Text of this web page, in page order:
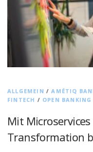
ALLGEMEIN /AMÉTIQ
FINTECH / OPEN BANKING
Mit
Transformation